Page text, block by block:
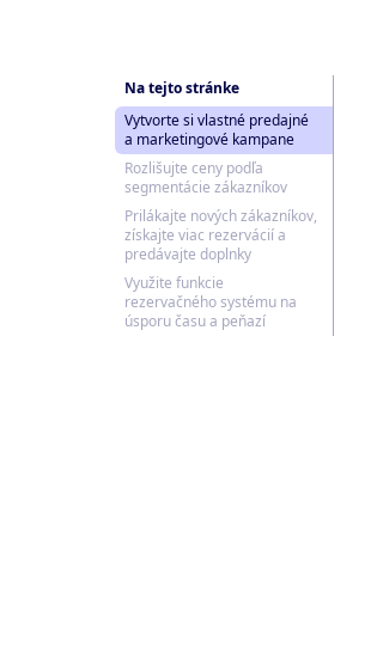
Na tejto stránke
Vytvorte si vlastné predajné
a marketingové kampane
Rozlišujte ceny podľa
segmentácie zákazníkov
Prilákajte nových zákazníkov,
získajte viac rezervácií a
predávajte doplnky
Využite funkcie
rezervačného systému na
úsporu času a peňazí